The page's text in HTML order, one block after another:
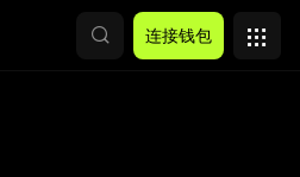
连接钱包